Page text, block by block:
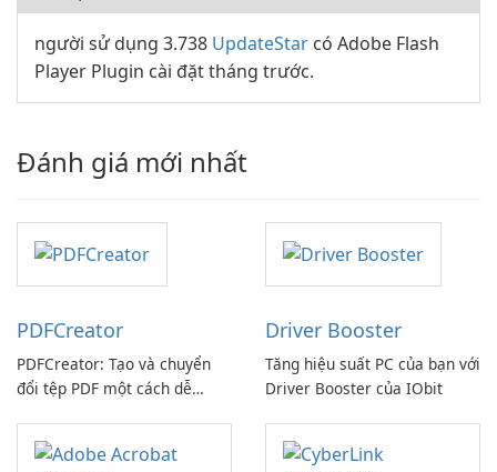
người sử dụng 3.738 UpdateStar có Adobe Flash
Player Plugin cài đặt tháng trước.
Đánh giá mới nhất
PDFCreator
PDFCreator: Tạo và chuyển
đổi tệp PDF một cách dễ
Driver Booster
Tăng hiệu suất PC của bạn với
Driver Booster của IObit